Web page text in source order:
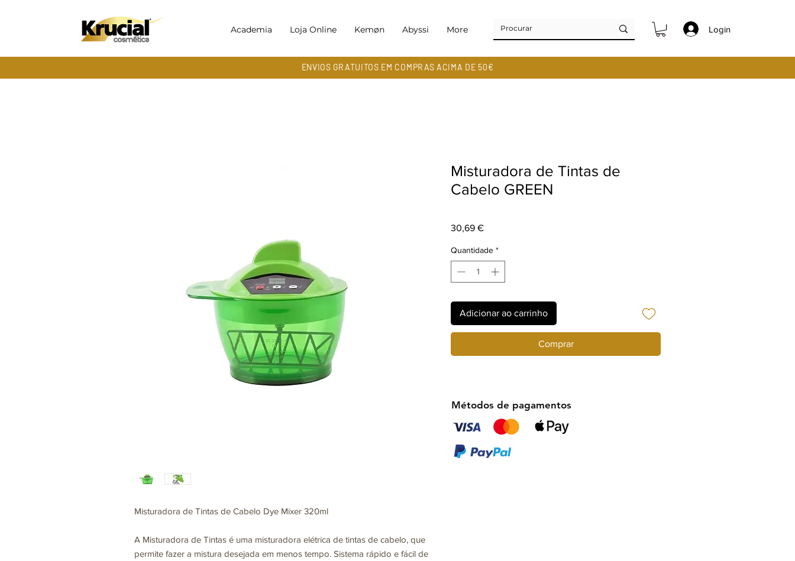
Academia Loja Online Kemøn Abyssi More Login
ENVIOS GRATUITOS EM COMPRAS ACIMA DE 50€
Misturadora de Tintas de Cabelo Dye Mixer 320ml
A Misturadora de Tintas é uma misturadora elétrica de tintas de cabelo, que
permite fazer a mistura desejada em menos tempo. Sistema rápido e fácil de
Misturadora de Tintas de
Cabelo GREEN
30,69 €Preço
Quantidade *
Adicionar ao carrinho
Comprar
Métodos de pagamentos